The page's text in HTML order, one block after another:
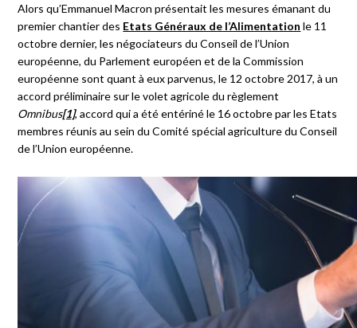
Alors qu’Emmanuel Macron présentait les mesures émanant du
premier chantier des Etats Généraux de l’Alimentation le 11
octobre dernier, les négociateurs du Conseil de l’Union
européenne, du Parlement européen et de la Commission
européenne sont quant à eux parvenus, le 12 octobre 2017, à un
accord préliminaire sur le volet agricole du règlement
Omnibus[1], accord qui a été entériné le 16 octobre par les Etats
membres réunis au sein du Comité spécial agriculture du Conseil
de l’Union européenne.